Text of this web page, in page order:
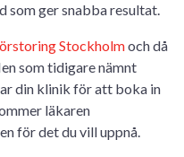
som ger snabba resultat.
Stockholmoch då
som tidigare nämnt
din klinik för att boka in
läkaren
för det du vill uppnå.